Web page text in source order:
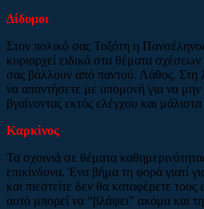
Δίδυμοι
Στον πολικό σας Τοξότη η
κυριαρχεί ειδικά στα θέματα σχέσεων
σας βάλλουν από παντού. Λάθος. Στη
να απαντήσετε με υπομονή για να
βγαίνοντας εκτός ελέγχου και
Καρκίνος
Τα σχοινιά σε θέματα
επικίνδυνα. Ένα βήμα τη φορά γιατί
και πιεστείτε δεν θα καταφέρετε τους
αυτό μπορεί να “βλάψει” ακόμα και